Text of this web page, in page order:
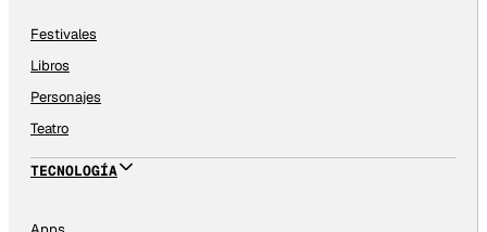
Festivales
Libros
Personajes
Teatro
TECNOLOGÍA